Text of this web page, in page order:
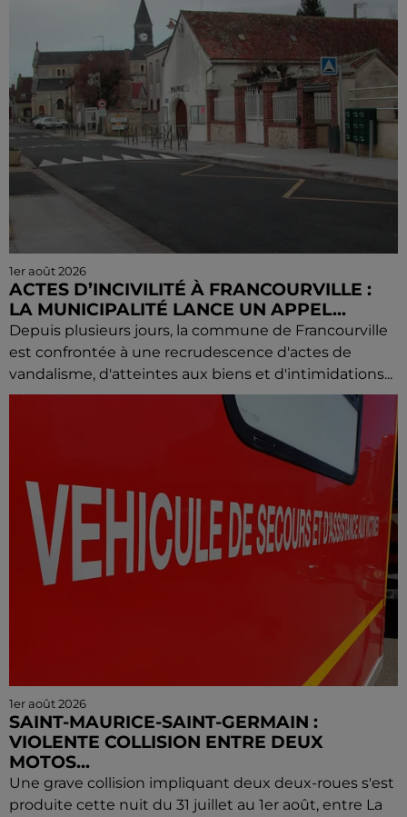
1er août 2026
ACTES D’INCIVILITÉ À FRANCOURVILLE :
LA MUNICIPALITÉ LANCE UN APPEL...
Depuis plusieurs jours, la commune de Francourville
est confrontée à une recrudescence d'actes de
vandalisme, d'atteintes aux biens et d'intimidations...
1er août 2026
SAINT-MAURICE-SAINT-GERMAIN :
VIOLENTE COLLISION ENTRE DEUX
MOTOS...
Une grave collision impliquant deux deux-roues s'est
produite cette nuit du 31 juillet au 1er août, entre La